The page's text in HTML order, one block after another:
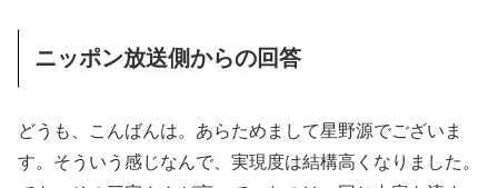
ニッポン放送側からの回答
どうも、こんばんは。あらためまして星野源でございま
す。そういう感じなんで、実現度は結構高くなりました。